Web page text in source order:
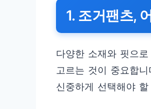
1. 조거팬츠,
다양한 소재와 핏으
고르는 것이 중요합
신중하게 선택해야